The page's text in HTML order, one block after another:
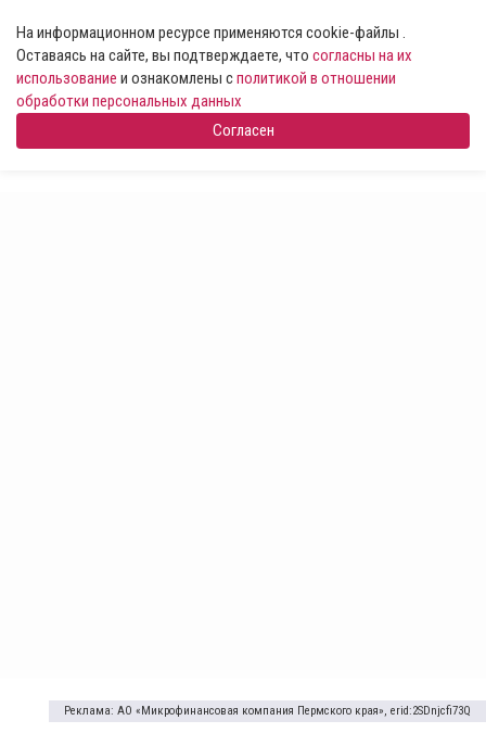
На информационном ресурсе применяются cookie-файлы .
Оставаясь на сайте, вы подтверждаете, что согласны на их
использование и ознакомлены сполитикой в отношении
обработки персональных данных
Согласен
Реклама: АО «Микрофинансовая компания Пермского края», erid:2SDnjcfi73Q